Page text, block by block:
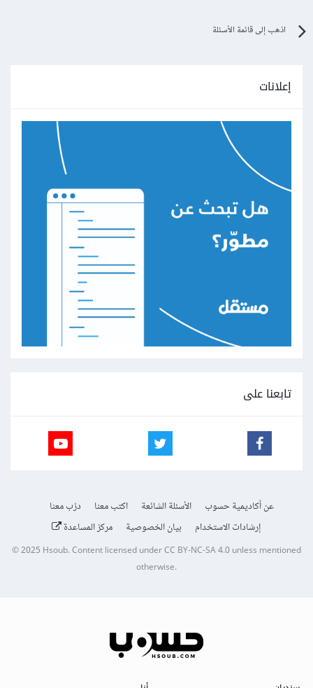
اذهب إلى قائمة الأسئلة
إعلانات
تابعنا على
عن أكاديمية حسوب الأسئلة الشائعة اكتب معنا
درّب معنا
إرشادات الاستخدام
بيان الخصوصية مركز المساعدة
© 2025Hsoub.Content licensed underCC BY-NC-SA 4.0unless mentioned
otherwise.